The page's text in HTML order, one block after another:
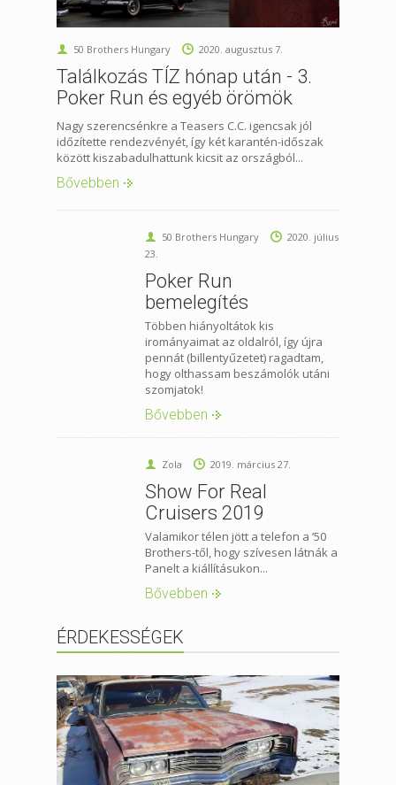
50 Brothers Hungary 2020. augusztus 7.
Találkozás TÍZ hónap után - 3.
Poker Run és egyéb örömök
Nagy szerencsénkre a Teasers C.C. igencsak jól
időzítette rendezvényét, így két karantén-időszak
között kiszabadulhattunk kicsit az országból...
Bővebben
50 Brothers Hungary
2020. július
23.
Poker Run
bemelegítés
Többen hiányoltátok kis
irományaimat az oldalról, így újra
pennát (billentyűzetet) ragadtam,
hogy olthassam beszámolók utáni
szomjatok!
Bővebben
Zola 2019. március 27.
Show For Real
Cruisers 2019
Valamikor télen jött a telefon a ’50
Brothers-től, hogy szívesen látnák a
Panelt a kiállításukon...
Bővebben
ÉRDEKESSÉGEK